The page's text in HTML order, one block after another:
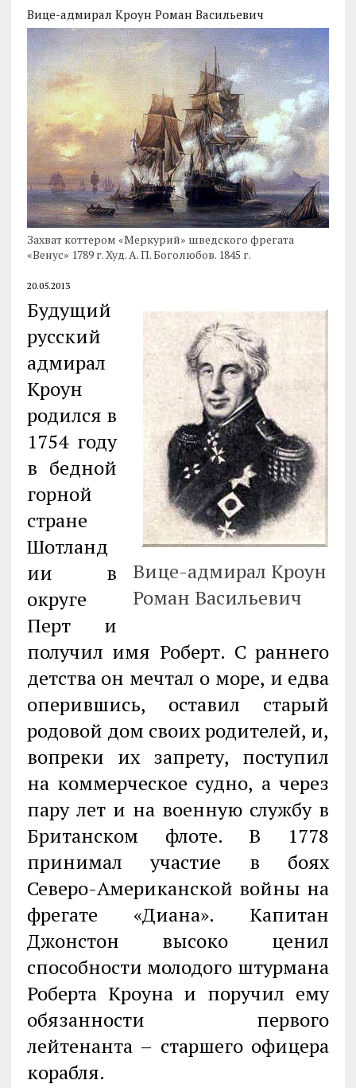
Вице-адмирал Кроун Роман Васильевич
Захват коттером «Меркурий» шведского фрегата
«Венус» 1789 г. Худ. А. П. Боголюбов. 1845 г.
20.05.2013
Вице-адмирал Кроун
Роман Васильевич
Будущий
русский
адмирал
Кроун
родился в
1754 году
в бедной
горной
стране
Шотланд
ии в
округе
Перт и
получил имя Роберт. С раннего
детства он мечтал о море, и едва
оперившись, оставил старый
родовой дом своих родителей, и,
вопреки их запрету, поступил
на коммерческое судно, а через
пару лет и на военную службу в
Британском флоте. В 1778
принимал участие в боях
Северо-Американской войны на
фрегате «Диана». Капитан
Джонстон высоко ценил
способности молодого штурмана
Роберта Кроуна и поручил ему
обязанности первого
лейтенанта – старшего офицера
корабля.